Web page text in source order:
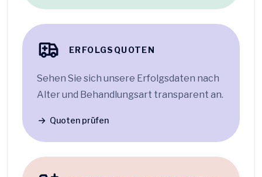
ERFOLGSQUOTEN
Sehen Sie sich unsere Erfolgsdaten nach
Alter und Behandlungsart transparent an.
Quoten prüfen